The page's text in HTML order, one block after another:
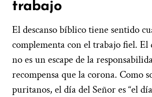
trabajo
El descanso bíblico tiene sentido
complementa con el trabajo fiel. El
no es un escape de la
recompensa que la corona. Como
puritanos, el día del Señor es “el